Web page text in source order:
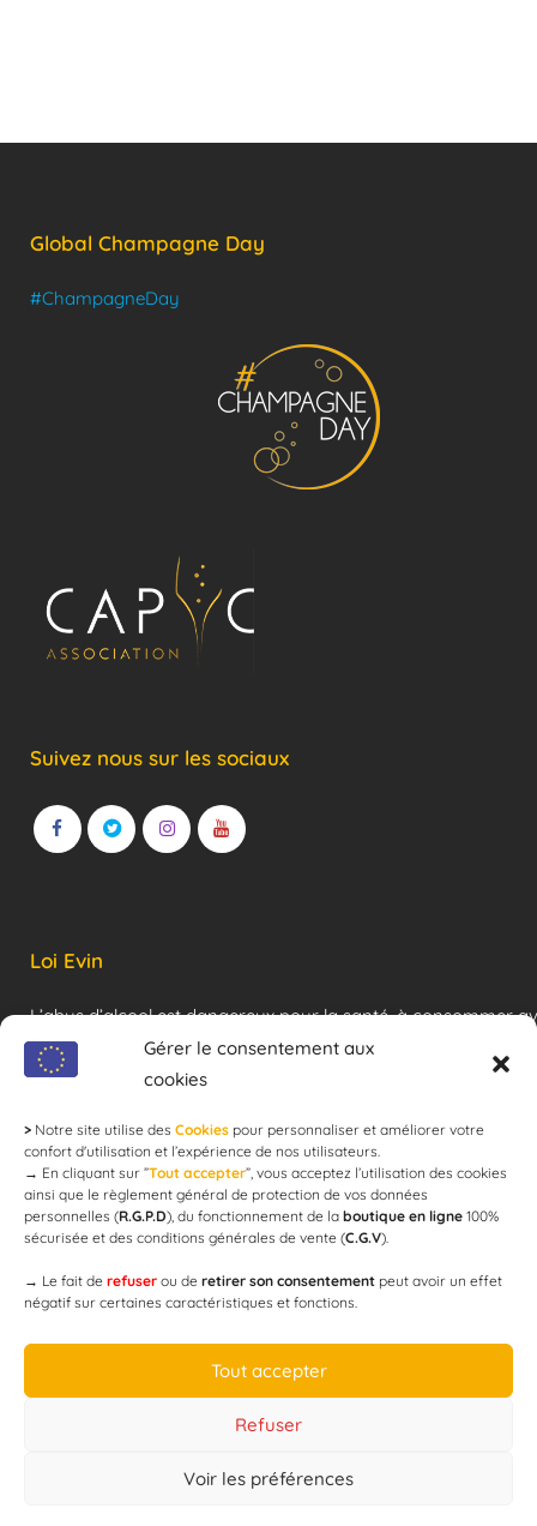
Gérer le consentement aux
cookies
> Notre site utilise des Cookies pour personnaliser et améliorer votre
confort d'utilisation et l’expérience de nos utilisateurs.
→ En cliquant sur ”Tout accepter”, vous acceptez l’utilisation des cookies
ainsi que le règlement général de protection de vos données
personnelles (R.G.P.D), du fonctionnement de la boutique en ligne 100%
sécurisée et des conditions générales de vente (C.G.V).
→ Le fait de refuser ou de retirer son consentement peut avoir un effet
négatif sur certaines caractéristiques et fonctions.
Tout accepter
Refuser
Voir les préférences
Global Champagne Day
#ChampagneDay
Suivez nous sur les sociaux
Loi Evin
L’abus d’alcool est dangereux pour la santé, à consommer
modération !
Newsletter
email
Designed byWEB3-DESIGN